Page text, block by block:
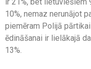
10%, nemaz nerunājot
piemēram Polijā
ēdināšanai ir lielākajā
13%.